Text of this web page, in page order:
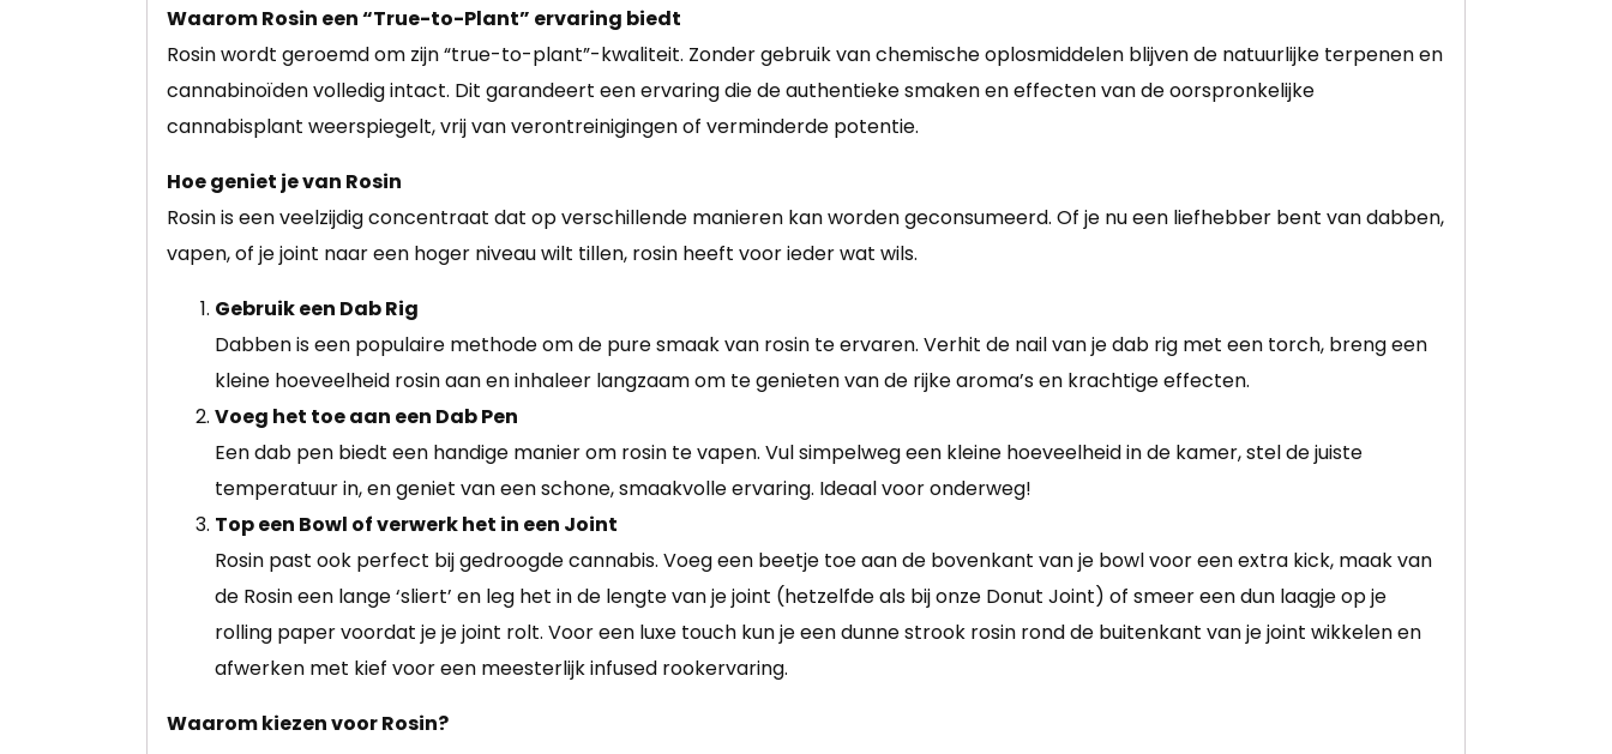
Waarom Rosin een “True-to-Plant” ervaring biedt
Rosin wordt geroemd om zijn “true-to-plant”-kwaliteit. Zonder gebruik van chemische oplosmiddelen blijven de natuurlijke terpenen en
cannabinoïden volledig intact. Dit garandeert een ervaring die de authentieke smaken en effecten van de oorspronkelijke
cannabisplant weerspiegelt, vrij van verontreinigingen of verminderde potentie.
Hoe geniet je van Rosin
Rosin is een veelzijdig concentraat dat op verschillende manieren kan worden geconsumeerd. Of je nu een liefhebber bent van dabben,
vapen, of je joint naar een hoger niveau wilt tillen, rosin heeft voor ieder wat wils.
Gebruik een Dab Rig
Dabben is een populaire methode om de pure smaak van rosin te ervaren. Verhit de nail van je dab rig met een torch, breng een
kleine hoeveelheid rosin aan en inhaleer langzaam om te genieten van de rijke aroma’s en krachtige effecten.
Voeg het toe aan een Dab Pen
Een dab pen biedt een handige manier om rosin te vapen. Vul simpelweg een kleine hoeveelheid in de kamer, stel de juiste
temperatuur in, en geniet van een schone, smaakvolle ervaring. Ideaal voor onderweg!
Top een Bowl of verwerk het in een Joint
Rosin past ook perfect bij gedroogde cannabis. Voeg een beetje toe aan de bovenkant van je bowl voor een extra kick, maak van
de Rosin een lange ‘sliert’ en leg het in de lengte van je joint (hetzelfde als bij onze Donut Joint) of smeer een dun laagje op je
rolling paper voordat je je joint rolt. Voor een luxe touch kun je een dunne strook rosin rond de buitenkant van je joint wikkelen en
afwerken met kief voor een meesterlijk infused rookervaring.
Waarom kiezen voor Rosin?